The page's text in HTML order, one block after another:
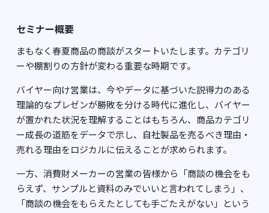
セミナー概要
まもなく春夏商品の商談がスタートいたします。カテゴリ
ーや棚割りの方針が変わる重要な時期です。
バイヤー向け営業は、今やデータに基づいた説得力のある
理論的なプレゼンが勝敗を分ける時代に進化し、バイヤー
が置かれた状況を理解することはもちろん、商品カテゴリ
ー成長の道筋をデータで示し、自社製品を売るべき理由・
売れる理由をロジカルに伝えることが求められます。
一方、消費財メーカーの営業の皆様から「商談の機会をも
らえず、サンプルと資料のみでいいと言われてしまう」、
「商談の機会をもらえたとしても手ごたえがない」という